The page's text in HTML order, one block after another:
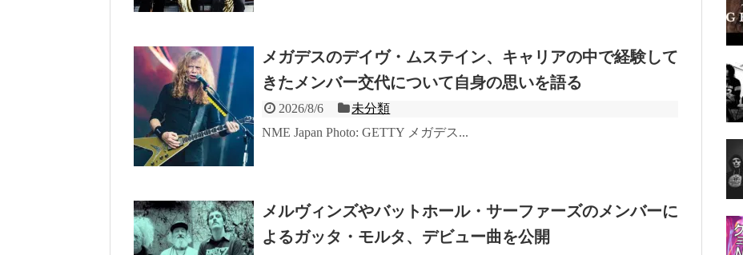
メガデスのデイヴ・ムステイン、キャリアの中で経験して
きたメンバー交代について自身の思いを語る
2026/8/6
未分類
NME Japan Photo: GETTY メガデス...
メルヴィンズやバットホール・サーファーズのメンバーに
よるガッタ・モルタ、デビュー曲を公開